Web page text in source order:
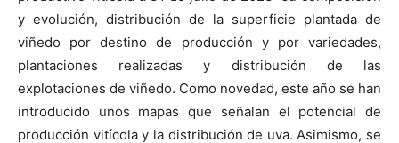
y evolución, distribución de la superficie plantada de
viñedo por destino de producción y por variedades,
plantaciones realizadas y distribución de las
explotaciones de viñedo. Como novedad, este año se han
introducido unos mapas que señalan el potencial de
producción vitícola y la distribución de uva. Asimismo, se